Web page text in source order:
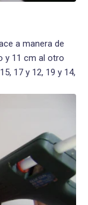
a manera de
y 11 cm al otro
17 y 12, 19 y 14,